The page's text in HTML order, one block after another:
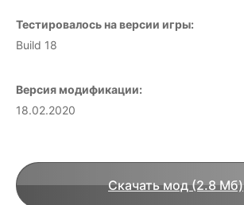
Тестировалось на версии игры:
Build 18
Версия модификации:
18.02.2020
Скачать мод (2.8 Мб)